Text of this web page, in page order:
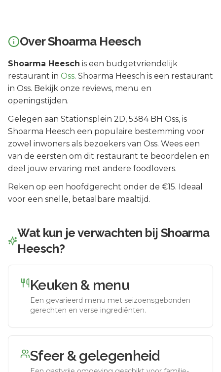
OverShoarma Heesch
Shoarma Heesch is een budgetvriendelijk
restaurant in Oss. Shoarma Heesch is een restaurant
in Oss. Bekijk onze reviews, menu en
openingstijden.
Gelegen aan Stationsplein 2D, 5384 BH Oss, is
Shoarma Heesch een populaire bestemming voor
zowel inwoners als bezoekers van Oss. Wees een
van de eersten om dit restaurant te beoordelen en
deel jouw ervaring met andere foodlovers.
Reken op een hoofdgerecht onder de €15. Ideaal
voor een snelle, betaalbare maaltijd.
Wat kun je verwachten bij Shoarma
Heesch?
Keuken & menu
Een gevarieerd menu met seizoensgebonden
gerechten en verse ingrediënten.
Sfeer & gelegenheid